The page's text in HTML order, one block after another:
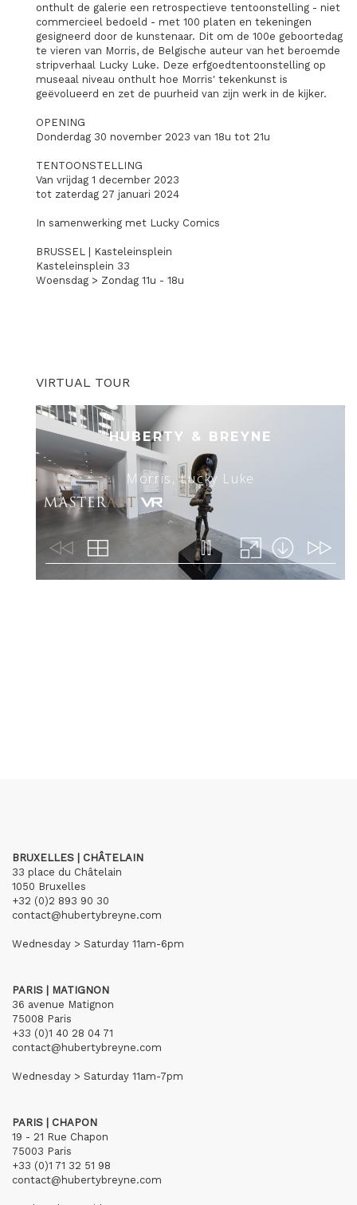
onthult de galerie een retrospectieve tentoonstelling - niet
commercieel bedoeld - met 100 platen en tekeningen
gesigneerd door de kunstenaar. Dit om de 100e geboortedag
te vieren van Morris, de Belgische auteur van het beroemde
stripverhaal Lucky Luke. Deze erfgoedtentoonstelling op
museaal niveau onthult hoe Morris' tekenkunst is
geëvolueerd en zet de puurheid van zijn werk in de kijker.
OPENING
Donderdag 30 november 2023 van 18u tot 21u
TENTOONSTELLING
Van vrijdag 1 december 2023
tot zaterdag 27 januari 2024
In samenwerking met Lucky Comics
BRUSSEL | Kasteleinsplein
Kasteleinsplein 33
Woensdag > Zondag 11u - 18u
VIRTUAL TOUR
BRUXELLES | CHÂTELAIN
33 place du Châtelain
1050 Bruxelles
+32 (0)2 893 90 30
contact@hubertybreyne.com
Wednesday > Saturday 11am-6pm
PARIS | MATIGNON
36 avenue Matignon
75008 Paris
+33 (0)1 40 28 04 71
contact@hubertybreyne.com
Wednesday > Saturday 11am-7pm
PARIS | CHAPON
19 - 21 Rue Chapon
75003 Paris
+33 (0)1 71 32 51 98
contact@hubertybreyne.com